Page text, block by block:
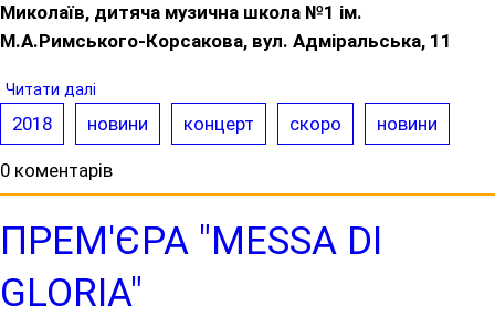
Миколаїв, дитяча музична школа №1 ім.
М.А.Римського-Корсакова, вул. Адміральська, 11
Читати далі
2018 новини концерт скоро новини
0 коментарів
ПРЕМ'ЄРА "MESSA DI
GLORIA"